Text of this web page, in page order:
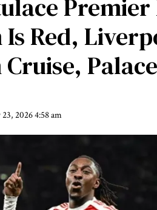
Red,
2026 4:58 am